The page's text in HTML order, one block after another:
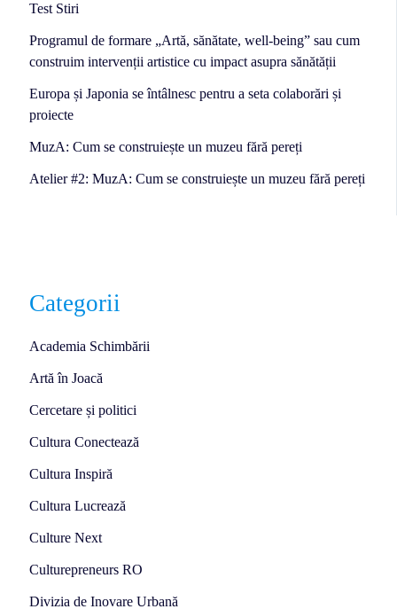
Test Stiri
Programul de formare „Artă, sănătate, well-being” sau cum
construim intervenții artistice cu impact asupra sănătății
Europa și Japonia se întâlnesc pentru a seta colaborări și
proiecte
MuzA: Cum se construiește un muzeu fără pereți
Atelier #2: MuzA: Cum se construiește un muzeu fără pereți
Categorii
Academia Schimbării
Artă în Joacă
Cercetare și politici
Cultura Conectează
Cultura Inspiră
Cultura Lucrează
Culture Next
Culturepreneurs RO
Divizia de Inovare Urbană